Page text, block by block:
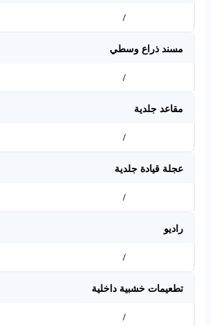
/
مسند ذراع وسطي
/
مقاعد جلدية
/
عجلة قيادة جلدية
/
راديو
/
تطعيمات خشبية داخلية
/